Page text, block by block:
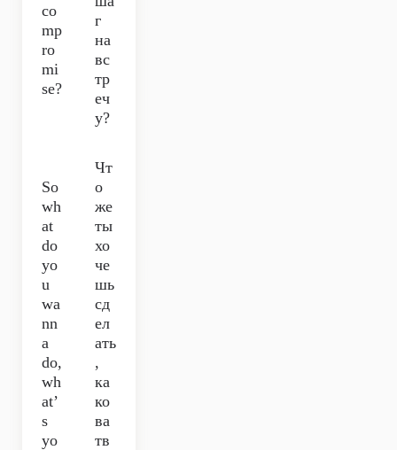
co
mp
ro
mi
se?
г
на
вс
тр
еч
у?
So
wh
at
do
yo
u
wa
nn
a
do,
wh
at’
s
yo
Чт
о
же
ты
хо
че
шь
сд
ел
ать
,
ка
ко
ва
тв